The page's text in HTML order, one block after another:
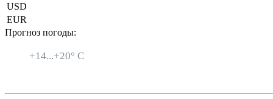
USD
EUR
Прогноз погоды:
+14...+20° C